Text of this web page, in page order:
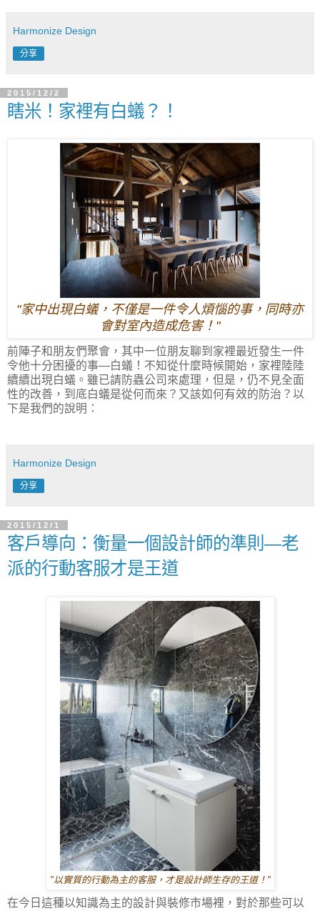
Harmonize Design
分享
2015/12/2
瞎米！家裡有白蟻？！
"家中出現白蟻，不僅是一件令人煩惱的事，同時亦
會對室內造成危害！"
前陣子和朋友們聚會，其中一位朋友聊到家裡最近發生一件
令他十分困擾的事—白蟻！不知從什麼時候開始，家裡陸陸
續續出現白蟻。雖已請防蟲公司來處理，但是，仍不見全面
性的改善，到底白蟻是從何而來？又該如何有效的防治？以
下是我們的說明：
Harmonize Design
分享
2015/12/1
客戶導向：衡量一個設計師的準則—老
派的行動客服才是王道
"以實質的行動為主的客服，才是設計師生存的王道！"
在今日這種以知識為主的設計與裝修市場裡，對於那些可以